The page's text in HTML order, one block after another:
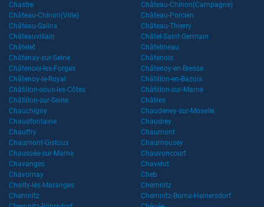
Chastre
Château-Chinon(Campagne)
Château-Chinon(Ville)
Château-Porcien
Château-Salins
Château-Thierry
Châteauvillain
Châtel-Saint-Germain
Châtelet
Châtelineau
Châtenay-sur-Seine
Châtenois
Châtenois-les-Forges
Châtenoy-en-Bresse
Châtenoy-le-Royal
Châtillon-en-Bazois
Châtillon-sous-les-Côtes
Châtillon-sur-Marne
Châtillon-sur-Seine
Châtres
Chauchigny
Chaudeney-sur-Moselle
Chaudfontaine
Chaudrey
Chauffry
Chaumont
Chaumont-Gistoux
Chaumousey
Chaussée-sur-Marne
Chauvoncourt
Chavanges
Chavelot
Chavornay
Cheb
Cheilly-lès-Maranges
Chemnitz
Chemnitz
Chemnitz-Borna-Heinersdorf